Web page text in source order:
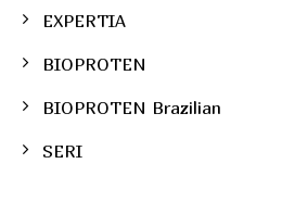
EXPERTIA
BIOPROTEN
BIOPROTEN Brazilian
SERI